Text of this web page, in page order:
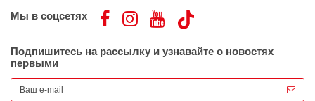
Мы в соцсетях
Подпишитесь на рассылку и узнавайте о новостях
первыми